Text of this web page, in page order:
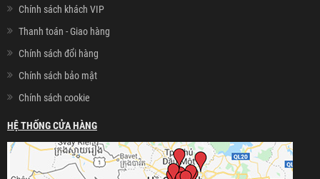
Chính sách khách VIP
Thanh toán - Giao hàng
Chính sách đổi hàng
Chính sách bảo mật
Chính sách cookie
HỆ THỐNG CỬA HÀNG